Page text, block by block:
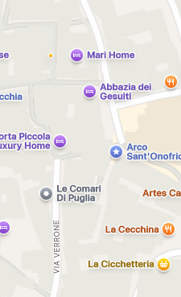
mit Google
mit Facebook
mit E-Mail